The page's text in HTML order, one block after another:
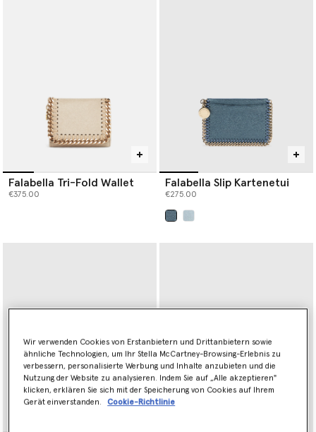
Falabella Tri-Fold Wallet
€375.00
Falabella Slip Kartenetui
€275.00
Wir verwenden Cookies von Erstanbietern und Drittanbietern sowie
ähnliche Technologien, um Ihr Stella McCartney-Browsing-Erlebnis zu
verbessern, personalisierte Werbung und Inhalte anzubieten und die
Nutzung der Website zu analysieren. Indem Sie auf „Alle akzeptieren"
klicken, erklären Sie sich mit der Speicherung von Cookies auf Ihrem
Gerät einverstanden.
Cookie-Richtlinie